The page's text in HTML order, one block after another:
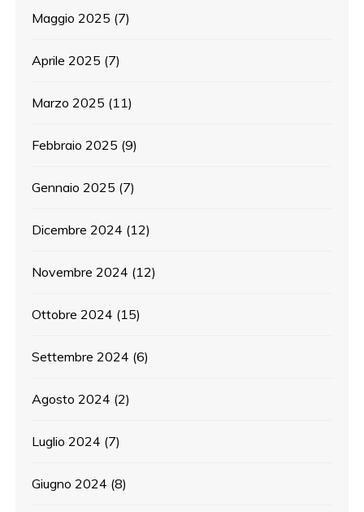
Maggio 2025 (7)
Aprile 2025 (7)
Marzo 2025 (11)
Febbraio 2025 (9)
Gennaio 2025 (7)
Dicembre 2024 (12)
Novembre 2024 (12)
Ottobre 2024 (15)
Settembre 2024 (6)
Agosto 2024 (2)
Luglio 2024 (7)
Giugno 2024 (8)